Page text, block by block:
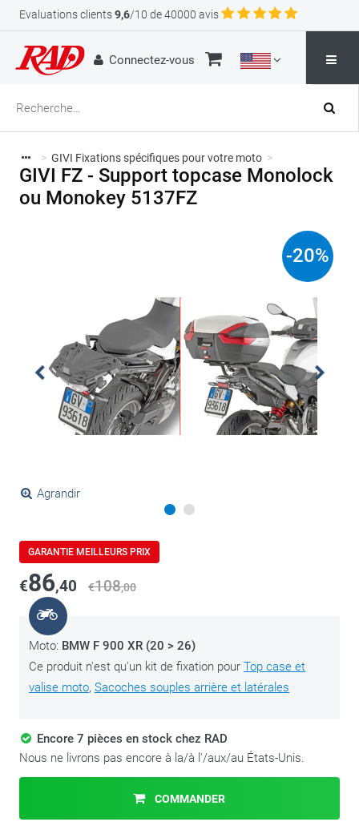
Evaluations clients9,6/10 de 40000 avis
Connectez-vous
> GIVI Fixations spécifiques pour votre moto >
GIVI FZ - Support topcase Monolock
ou Monokey 5137FZ
Agrandir
-20%
GARANTIE MEILLEURS PRIX
€86,40 €108,00
Moto: BMW F 900 XR (20 > 26)
Ce produit n'est qu'un kit de fixation pour Top case et
valise moto, Sacoches souples arrière et latérales
Encore 7 pièces en stock chez RAD
Nous ne livrons pas encore à la/à l'/aux/au États-Unis.
COMMANDER